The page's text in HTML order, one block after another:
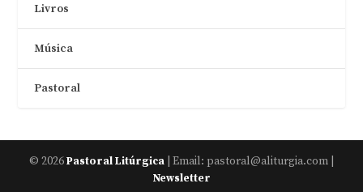
Livros
Música
Pastoral
© 2026Pastoral Litúrgica | Email: pastoral@aliturgia.com |
Newsletter